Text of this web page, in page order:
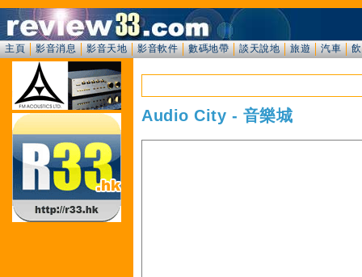
主頁 影音消息 影音天地 影音軟件 數碼地帶 談天說地 旅遊 汽車
Audio City - 音樂城